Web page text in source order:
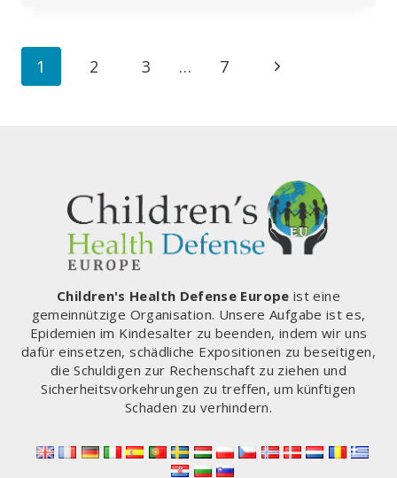
GEIMPFTE
NICHT?
Seitennavigation
1 2 3 … 7
Nächste
Children's Health Defense Europe ist eine
gemeinnützige Organisation. Unsere Aufgabe ist es,
Epidemien im Kindesalter zu beenden, indem wir uns
dafür einsetzen, schädliche Expositionen zu beseitigen,
die Schuldigen zur Rechenschaft zu ziehen und
Sicherheitsvorkehrungen zu treffen, um künftigen
Schaden zu verhindern.